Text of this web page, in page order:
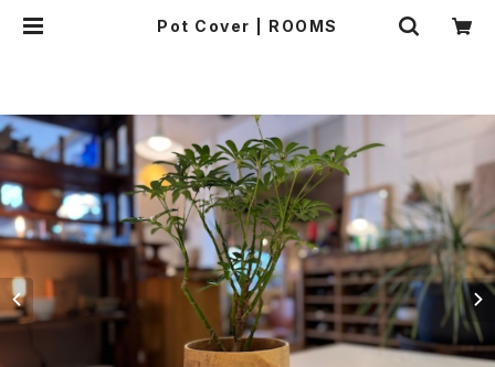
Pot Cover | ROOMS